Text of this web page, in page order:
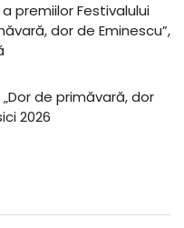
premiilor Festivalului
dor de Eminescu”,
de primăvară, dor
2026